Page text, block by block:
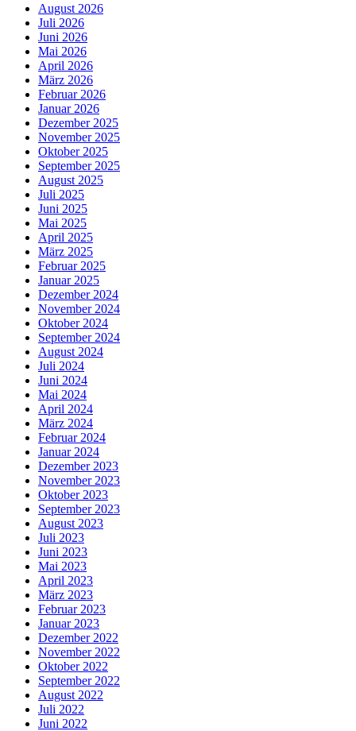
August 2026
Juli 2026
Juni 2026
Mai 2026
April 2026
März 2026
Februar 2026
Januar 2026
Dezember 2025
November 2025
Oktober 2025
September 2025
August 2025
Juli 2025
Juni 2025
Mai 2025
April 2025
März 2025
Februar 2025
Januar 2025
Dezember 2024
November 2024
Oktober 2024
September 2024
August 2024
Juli 2024
Juni 2024
Mai 2024
April 2024
März 2024
Februar 2024
Januar 2024
Dezember 2023
November 2023
Oktober 2023
September 2023
August 2023
Juli 2023
Juni 2023
Mai 2023
April 2023
März 2023
Februar 2023
Januar 2023
Dezember 2022
November 2022
Oktober 2022
September 2022
August 2022
Juli 2022
Juni 2022